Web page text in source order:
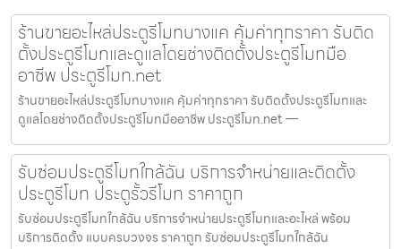
ร้านขายอะไหล่ประตูรีโมทบางแค คุ้มค่าทุกราคา รับติด
ตั้งประตูรีโมทและดูแลโดยช่างติดตั้งประตูรีโมทมือ
อาชีพ ประตูรีโมท.net
ร้านขายอะไหล่ประตูรีโมทบางแค คุ้มค่าทุกราคา รับติดตั้งประตูรีโมทและ
ดูแลโดยช่างติดตั้งประตูรีโมทมืออาชีพ ประตูรีโมท.net —
รับซ่อมประตูรีโมทใกล้ฉัน บริการจำหน่ายและติดตั้ง
ประตูรีโมท ประตูรั้วรีโมท ราคาถูก
รับซ่อมประตูรีโมทใกล้ฉัน บริการจำหน่ายประตูรีโมทและอะไหล่ พร้อม
บริการติดตั้ง แบบครบวงจร ราคาถูก รับซ่อมประตูรีโมทใกล้ฉัน